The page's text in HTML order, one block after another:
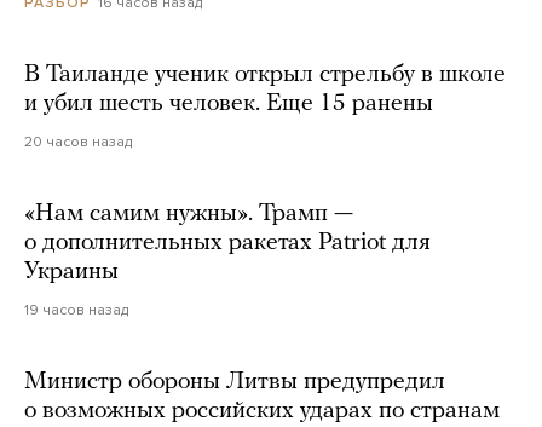
В Таиланде ученик открыл стрельбу в школе
и убил шесть человек. Еще 15 ранены
20 часов назад
«Нам самим нужны». Трамп —
о дополнительных ракетах Patriot для
Украины
19 часов назад
Министр обороны Литвы предупредил
о возможных российских ударах по странам